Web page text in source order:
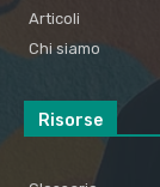
Articoli
Chi siamo
Risorse